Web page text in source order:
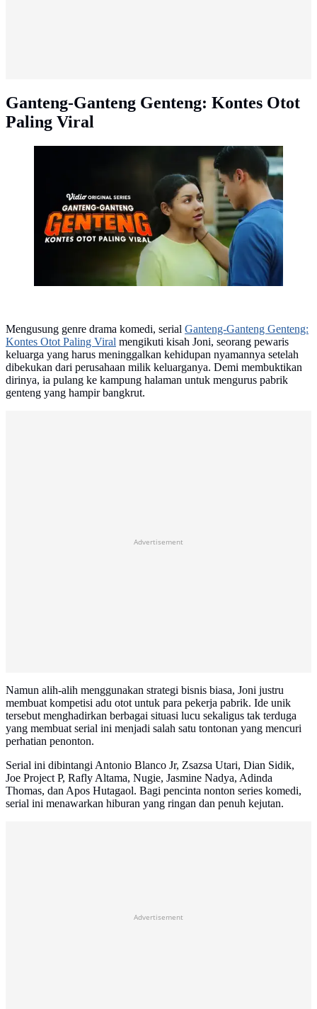
Ganteng-Ganteng Genteng: Kontes Otot
Paling Viral
Episode Terakhir Ganteng-Ganteng Genteng: Kontes
Mengusung genre drama komedi, serial Ganteng-Ganteng Genteng:
Kontes Otot Paling Viral mengikuti kisah Joni, seorang pewaris
keluarga yang harus meninggalkan kehidupan nyamannya setelah
dibekukan dari perusahaan milik keluarganya. Demi membuktikan
dirinya, ia pulang ke kampung halaman untuk mengurus pabrik
genteng yang hampir bangkrut.
Advertisement
Namun alih-alih menggunakan strategi bisnis biasa, Joni justru
membuat kompetisi adu otot untuk para pekerja pabrik. Ide unik
tersebut menghadirkan berbagai situasi lucu sekaligus tak terduga
yang membuat serial ini menjadi salah satu tontonan yang mencuri
perhatian penonton.
Serial ini dibintangi Antonio Blanco Jr, Zsazsa Utari, Dian Sidik,
Joe Project P, Rafly Altama, Nugie, Jasmine Nadya, Adinda
Thomas, dan Apos Hutagaol. Bagi pencinta nonton series komedi,
serial ini menawarkan hiburan yang ringan dan penuh kejutan.
Advertisement